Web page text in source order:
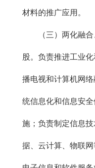
材料的推广应用。
（三）两化融
股。负责推进工业
播电视和计算机网
统信息化和信息安
施；负责制定信息
据、云计算、物联